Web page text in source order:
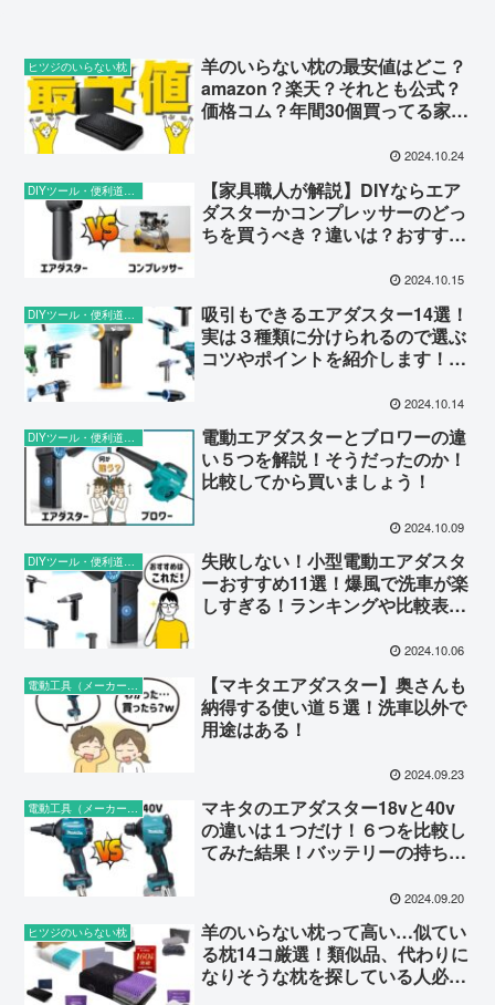
ヒツジのいらない枕
羊のいらない枕の最安値はどこ？
amazon？楽天？それとも公式？
価格コム？年間30個買ってる家具
2024.10.24
DIYツール・便利道具（工具全般）
【家具職人が解説】DIYならエア
ダスターかコンプレッサーのどっ
ちを買うべき？違いは？おすすめ
2024.10.15
吸引もできるエアダスター14選！
実は３種類に分けられるので選ぶ
コツやポイントを紹介します！洗
2024.10.14
DIYツール・便利道具（工具全般）
電動エアダスターとブロワーの違
い５つを解説！そうだったのか！
比較してから買いましょう！
2024.10.09
DIYツール・便利道具（工具全般）
失敗しない！小型電動エアダスタ
ーおすすめ11選！爆風で洗車が楽
しすぎる！ランキングや比較表も
2024.10.06
【マキタエアダスター】奥さんも
納得する使い道５選！洗車以外で
用途はある！
2024.09.23
電動工具（メーカー特化）
マキタのエアダスター18vと40v
の違いは１つだけ！６つを比較し
てみた結果！バッテリーの持ちだ
2024.09.20
ヒツジのいらない枕
羊のいらない枕って高い…似てい
る枕14コ厳選！類似品、代わりに
なりそうな枕を探している人必